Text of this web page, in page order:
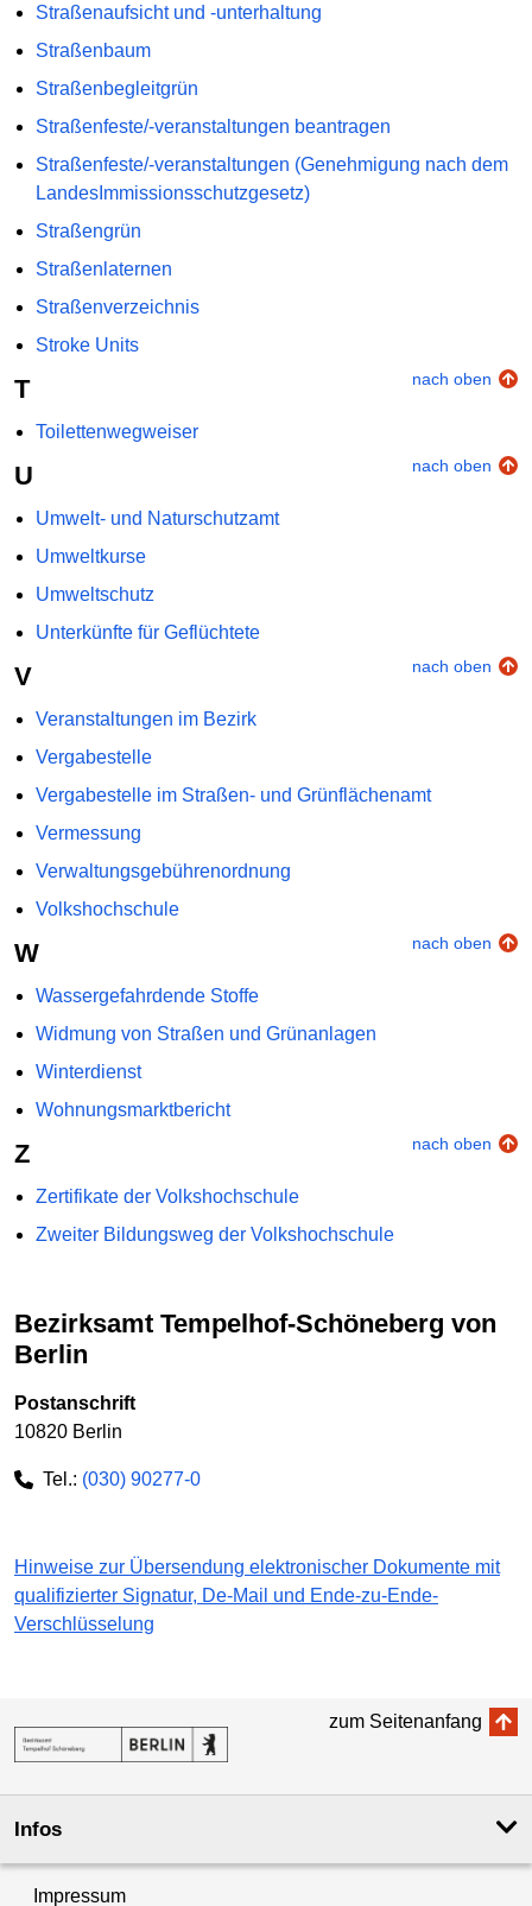
Straßenaufsicht und -unterhaltung
Straßenbaum
Straßenbegleitgrün
Straßenfeste/-veranstaltungen beantragen
Straßenfeste/-veranstaltungen (Genehmigung nach dem
LandesImmissionsschutzgesetz)
Straßengrün
Straßenlaternen
Straßenverzeichnis
Stroke Units
T nach oben
Toilettenwegweiser
U nach oben
Umwelt- und Naturschutzamt
Umweltkurse
Umweltschutz
Unterkünfte für Geflüchtete
V nach oben
Veranstaltungen im Bezirk
Vergabestelle
Vergabestelle im Straßen- und Grünflächenamt
Vermessung
Verwaltungsgebührenordnung
Volkshochschule
W nach oben
Wassergefahrdende Stoffe
Widmung von Straßen und Grünanlagen
Winterdienst
Wohnungsmarktbericht
Z nach oben
Zertifikate der Volkshochschule
Zweiter Bildungsweg der Volkshochschule
Bezirksamt Tempelhof-Schöneberg von
Berlin
Postanschrift
10820 Berlin
Tel.: (030) 90277-0
Hinweise zur Übersendung elektronischer Dokumente mit
qualifizierter Signatur, De-Mail und Ende-zu-Ende-
Verschlüsselung
zum Seitenanfang
Infos
Impressum